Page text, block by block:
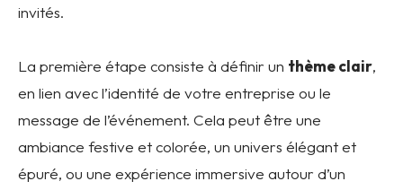
invités.
La première étape consiste à définir un thème clair,
en lien avec l’identité de votre entreprise ou le
message de l’événement. Cela peut être une
ambiance festive et colorée, un univers élégant et
épuré, ou une expérience immersive autour d’un